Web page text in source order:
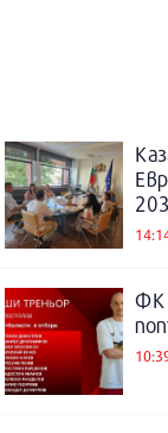
ФК